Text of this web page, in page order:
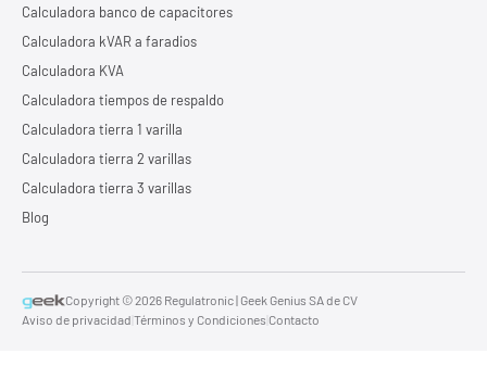
Calculadora banco de capacitores
Calculadora kVAR a faradios
Calculadora KVA
Calculadora tiempos de respaldo
Calculadora tierra 1 varilla
Calculadora tierra 2 varillas
Calculadora tierra 3 varillas
Blog
Copyright © 2026 Regulatronic | Geek Genius SA de CV
Aviso de privacidad Términos y Condiciones Contacto